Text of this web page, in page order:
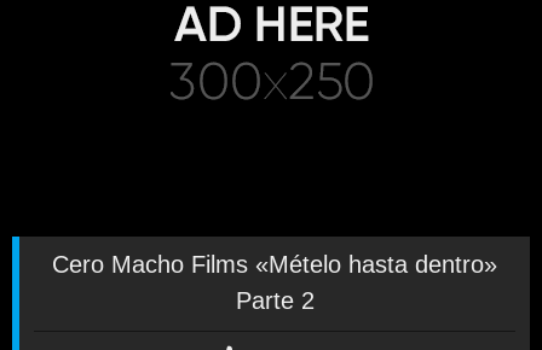
Cero Macho Films «Mételo hasta dentro»
Parte 2